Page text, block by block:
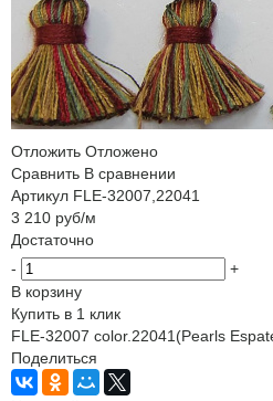
Отложить Отложено
Сравнить В сравнении
Артикул FLE-32007,22041
3 210 руб/м
Достаточно
-
+
В корзину
Купить в 1 клик
FLE-32007 color.22041(Pearls
Поделиться